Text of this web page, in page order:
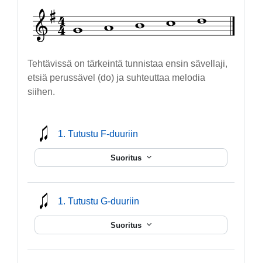
Tehtävissä on tärkeintä tunnistaa ensin sävellaji,
etsiä perussävel (do) ja suhteuttaa melodia
siihen.
1. Tutustu F-duuriin
Suoritus
1. Tutustu G-duuriin
Suoritus